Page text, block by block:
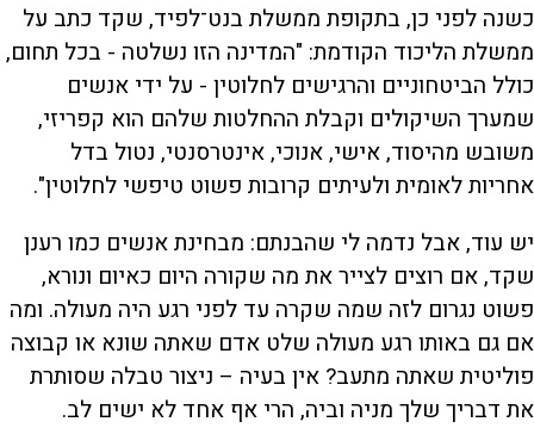
כשנה לפני כן, בתקופת ממשלת בנט־לפיד, שקד כתב על
ממשלת הליכוד הקודמת: "המדינה הזו נשלטה - בכל תחום,
כולל הביטחוניים והרגישים לחלוטין - על ידי אנשים
שמערך השיקולים וקבלת ההחלטות שלהם הוא קפריזי,
משובש מהיסוד, אישי, אנוכי, אינטרסנטי, נטול בדל
אחריות לאומית ולעיתים קרובות פשוט טיפשי לחלוטין".
יש עוד, אבל נדמה לי שהבנתם: מבחינת אנשים כמו רענן
שקד, אם רוצים לצייר את מה שקורה היום כאיום ונורא,
פשוט נגרום לזה שמה שקרה עד לפני רגע היה מעולה. ומה
אם גם באותו רגע מעולה שלט אדם שאתה שונא או קבוצה
פוליטית שאתה מתעב? אין בעיה – ניצור טבלה שסותרת
את דבריך שלך מניה וביה, הרי אף אחד לא ישים לב.